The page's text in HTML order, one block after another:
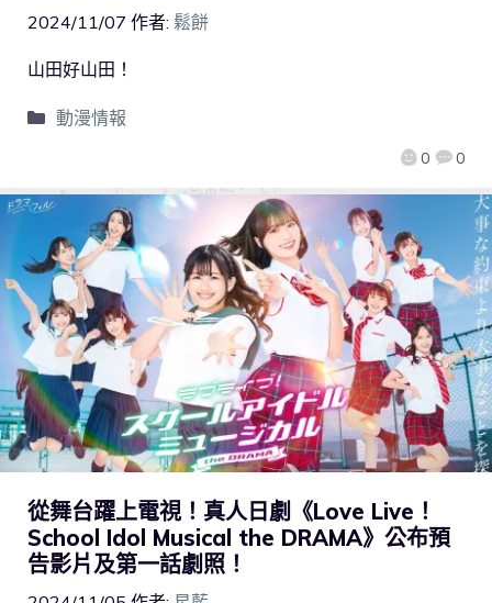
2024/11/07 作者: 鬆餅
0 0
山田好山田！
動漫情報
從舞台躍上電視！真人日劇《Love Live！
School Idol Musical the DRAMA》公布預
告影片及第一話劇照！